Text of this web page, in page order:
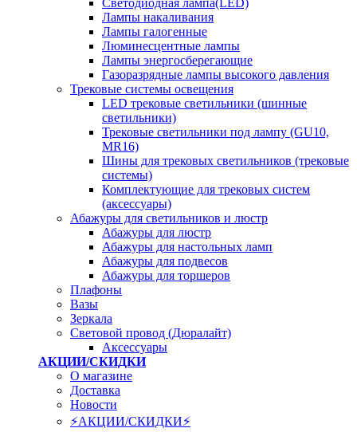
Светодиодная лампа(LED)
Лампы накаливания
Лампы галогенные
Люминесцентные лампы
Лампы энергосберегающие
Газоразрядные лампы высокого давления
Трековые системы освещения
LED трековые светильники (шинные
светильники)
Трековые светильники под лампу (GU10,
MR16)
Шины для трековых светильников (трековые
системы)
Комплектующие для трековых систем
(аксессуары)
Абажуры для светильников и люстр
Абажуры для люстр
Абажуры для настольных ламп
Абажуры для подвесов
Абажуры для торшеров
Плафоны
Вазы
Зеркала
Световой провод (Дюралайт)
Аксессуары
АКЦИИ/СКИДКИ
О магазине
Доставка
Новости
⚡АКЦИИ/СКИДКИ⚡